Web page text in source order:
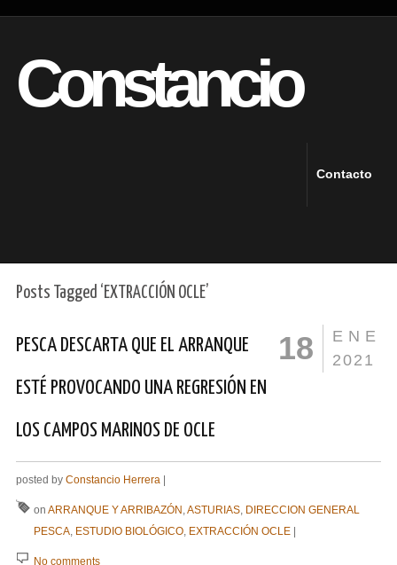
Constancio
Contacto
Posts Tagged ‘EXTRACCIÓN OCLE’
PESCA DESCARTA QUE EL ARRANQUE
ESTÉ PROVOCANDO UNA REGRESIÓN EN
LOS CAMPOS MARINOS DE OCLE
ENE
2021
18
posted by Constancio Herrera |
on ARRANQUE Y ARRIBAZÓN ASTURIAS, DIRECCION GENERAL
PESCA, ESTUDIO BIOLÓGICO, EXTRACCIÓN OCLE|
No comments